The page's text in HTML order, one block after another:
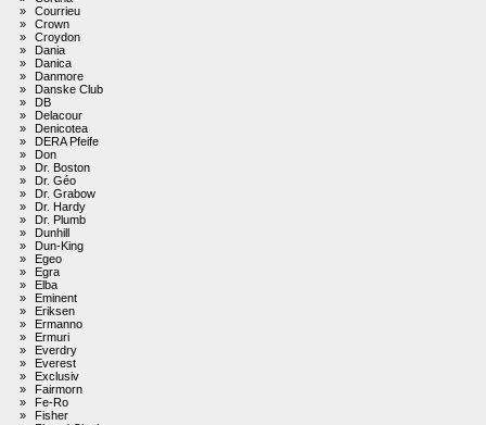
»
Courrieu
»
Crown
»
Croydon
»
Dania
»
Danica
»
Danmore
»
Danske Club
»
DB
»
Delacour
»
Denicotea
»
DERA Pfeife
»
Don
»
Dr. Boston
»
Dr. Géo
»
Dr. Grabow
»
Dr. Hardy
»
Dr. Plumb
»
Dunhill
»
Dun-King
»
Egeo
»
Egra
»
Elba
»
Eminent
»
Eriksen
»
Ermanno
»
Ermuri
»
Everdry
»
Everest
»
Exclusiv
»
Fairmorn
»
Fe-Ro
»
Fisher